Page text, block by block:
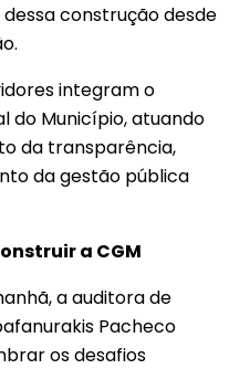
construção desde
integram o
do Município, atuando
da transparência,
da gestão pública
a CGM
a auditora de
Pacheco
os desafios